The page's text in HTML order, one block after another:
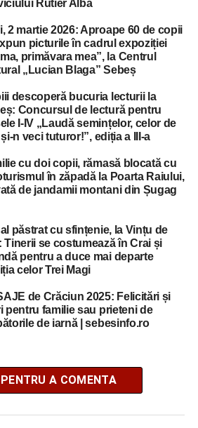
Rutier Alba
2 martie 2026: Aproape 60 de copii
picturile în cadrul expoziției
primăvara mea”, la Centrul
„Lucian Blaga” Sebeș
descoperă bucuria lecturii la
Concursul de lectură pentru
I-IV „Laudă semințelor, celor de
n veci tuturor!”, ediția a III-a
cu doi copii, rămasă blocată cu
în zăpadă la Poarta Raiului,
de jandamii montani din Șugag
păstrat cu sfințenie, la Vințu de
Tinerii se costumează în Crai și
pentru a duce mai departe
celor Trei Magi
de Crăciun 2025: Felicitări și
pentru familie sau prieteni de
de iarnă | sebesinfo.ro
A COMENTA